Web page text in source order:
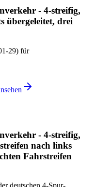
- 4-streifig,
übergeleitet, drei
29) für
- 4-streifig,
nach links
Fahrstreifen